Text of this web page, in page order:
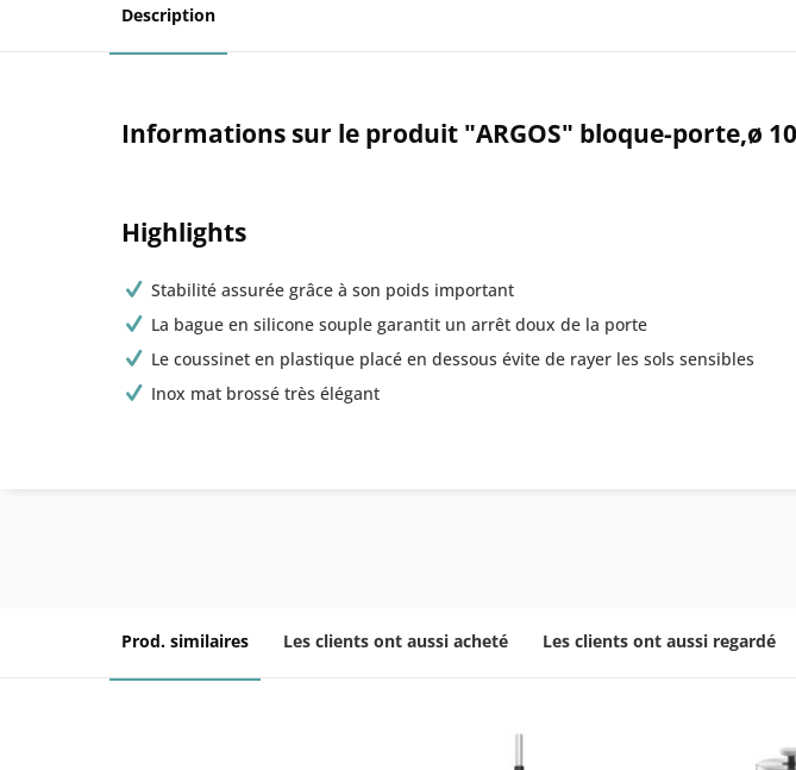
Description
Informations sur le produit "ARGOS" bloque-porte,ø
Highlights
Stabilité assurée grâce à son poids important
La bague en silicone souple garantit un arrêt doux de la porte
Le coussinet en plastique placé en dessous évite de rayer les sols sensibles
Inox mat brossé très élégant
Prod. similaires Les clients ont aussi acheté Les clients ont aussi regardé